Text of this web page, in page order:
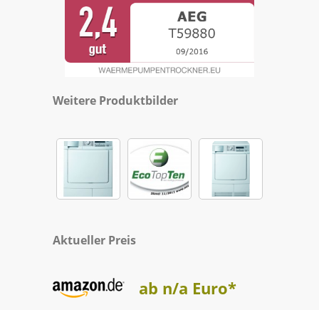
Weitere Produktbilder
Aktueller Preis
ab n/a Euro*